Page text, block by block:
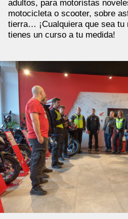
adultos, para motoristas
motocicleta o scooter, sobre
tierra… ¡Cualquiera que sea tu
tienes un curso a tu medida!